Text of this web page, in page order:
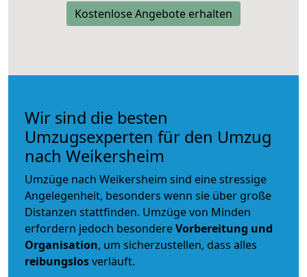
Kostenlose Angebote erhalten
Wir sind die besten
Umzugsexperten für den Umzug
nach Weikersheim
Umzüge nach Weikersheim sind eine stressige
Angelegenheit, besonders wenn sie über große
Distanzen stattfinden. Umzüge von Minden
erfordern jedoch besondereVorbereitung und
Organisation, um sicherzustellen, dass alles
reibungslosverläuft.